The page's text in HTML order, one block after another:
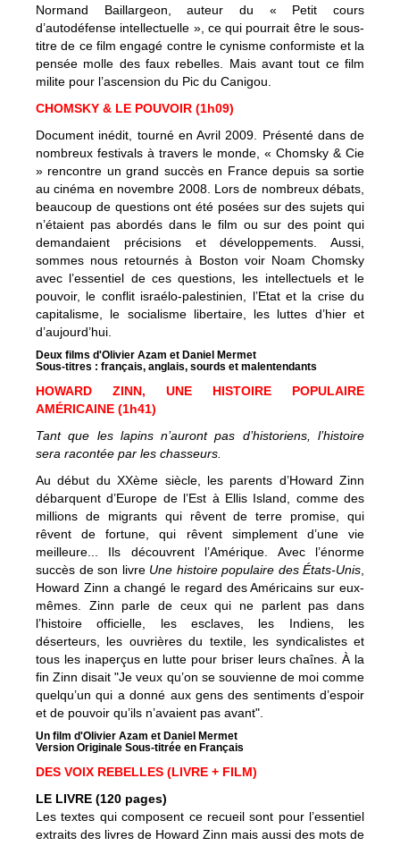
Normand Baillargeon, auteur du « Petit cours
d’autodéfense intellectuelle », ce qui pourrait être le sous-
titre de ce film engagé contre le cynisme conformiste et la
pensée molle des faux rebelles. Mais avant tout ce film
milite pour l’ascension du Pic du Canigou.
CHOMSKY & LE POUVOIR (1h09)
Document inédit, tourné en Avril 2009. Présenté dans de
nombreux festivals à travers le monde, « Chomsky & Cie
» rencontre un grand succès en France depuis sa sortie
au cinéma en novembre 2008. Lors de nombreux débats,
beaucoup de questions ont été posées sur des sujets qui
n’étaient pas abordés dans le film ou sur des point qui
demandaient précisions et développements. Aussi,
sommes nous retournés à Boston voir Noam Chomsky
avec l’essentiel de ces questions, les intellectuels et le
pouvoir, le conflit israélo-palestinien, l’Etat et la crise du
capitalisme, le socialisme libertaire, les luttes d’hier et
d’aujourd’hui.
Deux films d'Olivier Azam et Daniel Mermet
Sous-titres : français, anglais, sourds et malentendants
HOWARD ZINN, UNE HISTOIRE POPULAIRE
AMÉRICAINE (1h41)
Tant que les lapins n’auront pas d’historiens, l’histoire
sera racontée par les chasseurs.
Au début du XXème siècle, les parents d’Howard Zinn
débarquent d’Europe de l’Est à Ellis Island, comme des
millions de migrants qui rêvent de terre promise, qui
rêvent de fortune, qui rêvent simplement d’une vie
meilleure... Ils découvrent l’Amérique. Avec l’énorme
succès de son livre Une histoire populaire des États-Unis
Howard Zinn a changé le regard des Américains sur eux-
mêmes. Zinn parle de ceux qui ne parlent pas dans
l’histoire officielle, les esclaves, les Indiens, les
déserteurs, les ouvrières du textile, les syndicalistes et
tous les inaperçus en lutte pour briser leurs chaînes. À la
fin Zinn disait "Je veux qu’on se souvienne de moi comme
quelqu’un qui a donné aux gens des sentiments d’espoir
et de pouvoir qu’ils n’avaient pas avant".
Un film d'Olivier Azam et Daniel Mermet
Version Originale Sous-titrée en Français
DES VOIX REBELLES (LIVRE + FILM)
LE LIVRE (120 pages)
Les textes qui composent ce recueil sont pour l’essentiel
extraits des livres de Howard Zinn mais aussi des mots de